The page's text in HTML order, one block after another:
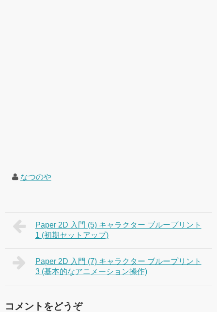
なつのや
Paper 2D 入門 (5) キャラクター ブループリント
1 (初期セットアップ)
Paper 2D 入門 (7) キャラクター ブループリント
3 (基本的なアニメーション操作)
コメントをどうぞ